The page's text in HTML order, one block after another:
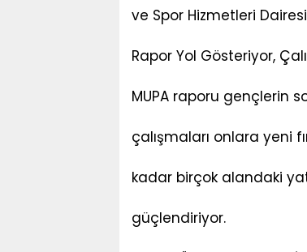
ve Spor Hizmetleri
Rapor Yol Gösteriyor,
MUPA raporu gençlerin
çalışmaları onlara yeni
kadar birçok alandaki
güçlendiriyor.